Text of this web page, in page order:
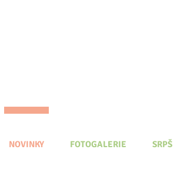
NOVINKY FOTOGALERIE SRPŠ